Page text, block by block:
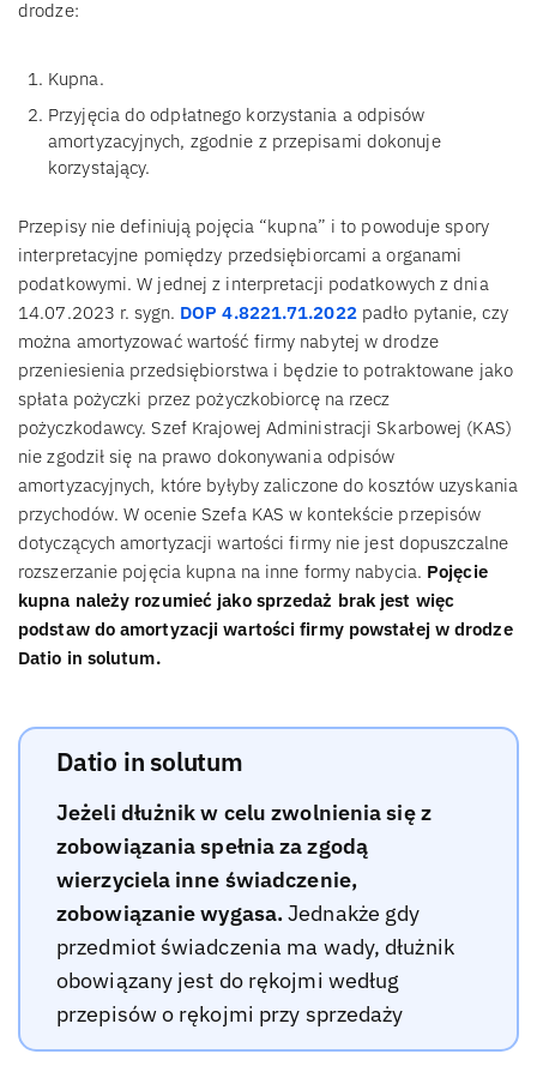
drodze:
Kupna.
Przyjęcia do odpłatnego korzystania a odpisów
amortyzacyjnych, zgodnie z przepisami dokonuje
korzystający.
Przepisy nie definiują pojęcia “kupna” i to powoduje spory
interpretacyjne pomiędzy przedsiębiorcami a organami
podatkowymi. W jednej z interpretacji podatkowych z dnia
14.07.2023 r. sygn. DOP 4.8221.71.2022padło pytanie, czy
można amortyzować wartość firmy nabytej w drodze
przeniesienia przedsiębiorstwa i będzie to potraktowane jako
spłata pożyczki przez pożyczkobiorcę na rzecz
pożyczkodawcy. Szef Krajowej Administracji Skarbowej (KAS)
nie zgodził się na prawo dokonywania odpisów
amortyzacyjnych, które byłyby zaliczone do kosztów uzyskania
przychodów. W ocenie Szefa KAS w kontekście przepisów
dotyczących amortyzacji wartości firmy nie jest dopuszczalne
rozszerzanie pojęcia kupna na inne formy nabycia. Pojęcie
kupna należy rozumieć jako sprzedaż brak jest więc
podstaw do amortyzacji wartości firmy powstałej w drodze
Datio in solutum.
Datio in solutum
Jeżeli dłużnik w celu zwolnienia się z
zobowiązania spełnia za zgodą
wierzyciela inne świadczenie,
zobowiązanie wygasa.Jednakże gdy
przedmiot świadczenia ma wady, dłużnik
obowiązany jest do rękojmi według
przepisów o rękojmi przy sprzedaży